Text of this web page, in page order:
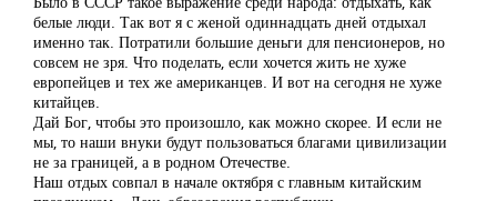
белые люди. Так вот я с женой одиннадцать дней отдыхал
именно так. Потратили большие деньги для пенсионеров, но
совсем не зря. Что поделать, если хочется жить не хуже
европейцев и тех же американцев. И вот на сегодня не хуже
китайцев.
Дай Бог, чтобы это произошло, как можно скорее. И если не
мы, то наши внуки будут пользоваться благами цивилизации
не за границей, а в родном Отечестве.
Наш отдых совпал в начале октября с главным китайским